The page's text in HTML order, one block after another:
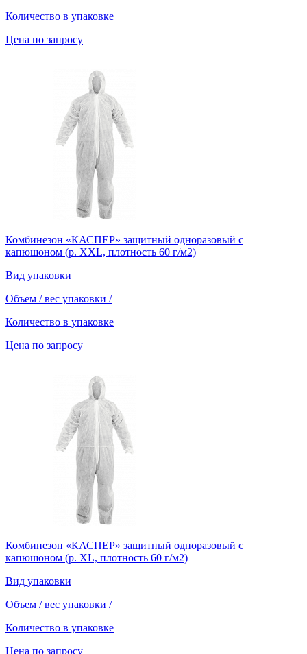
Количество в упаковке
Цена по запросу
Комбинезон «КАСПЕР» защитный одноразовый с
капюшоном (р. XXL, плотность 60 г/м2)
Вид упаковки
Объем / вес упаковки /
Количество в упаковке
Цена по запросу
Комбинезон «КАСПЕР» защитный одноразовый с
капюшоном (р. XL, плотность 60 г/м2)
Вид упаковки
Объем / вес упаковки /
Количество в упаковке
Цена по запросу